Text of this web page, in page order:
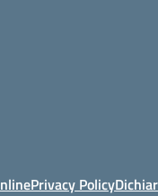
Privacy Policy